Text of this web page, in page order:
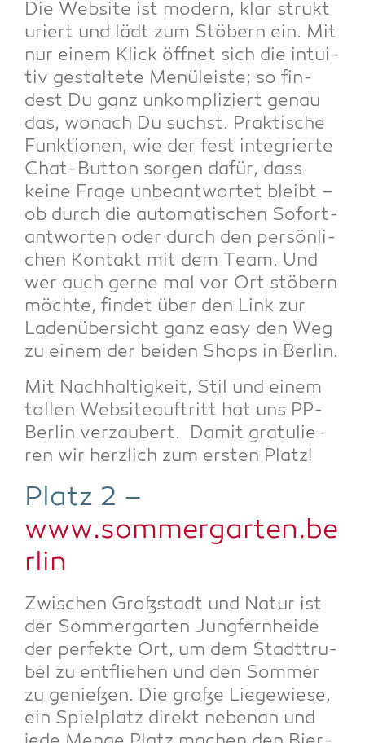
Die Web­site ist modern, klar struk­t
u­riert und lädt zum Stö­bern ein. Mit
nur einem Klick öff­net sich die intui­
tiv gestal­te­te Menü­leis­te; so fin­
dest Du ganz unkom­pli­ziert genau
das, wonach Du suchst. Prak­ti­sche
Funk­tio­nen, wie der fest inte­grier­te
Chat-But­ton sor­gen dafür, dass
kei­ne Fra­ge unbe­ant­wor­tet bleibt –
ob durch die auto­ma­ti­schen Sofort­
ant­wor­ten oder durch den per­sön­li­
chen Kon­takt mit dem Team. Und
wer auch ger­ne mal vor Ort stö­bern
möch­te, fin­det über den Link zur
Laden­über­sicht ganz easy den Weg
zu einem der bei­den Shops in Berlin.
Mit Nach­hal­tig­keit, Stil und einem
tol­len Web­site­auf­tritt hat uns PP-
Ber­lin ver­zau­bert. Damit gra­tu­lie­
ren wir herz­lich zum ers­ten Platz!
Platz 2 –
www.sommergarten.be
rlin
Zwi­schen Groß­stadt und Natur ist
der Som­mer­gar­ten Jung­fern­hei­de
der per­fek­te Ort, um dem Stadt­tru­
bel zu ent­flie­hen und den Som­mer
zu genie­ßen. Die gro­ße Lie­ge­wie­se,
ein Spiel­platz direkt neben­an und